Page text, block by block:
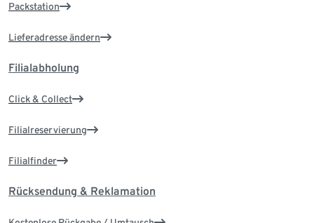
Packstation
Lieferadresse ändern
Filialabholung
Click & Collect
Filialreservierung
Filialfinder
Rücksendung & Reklamation